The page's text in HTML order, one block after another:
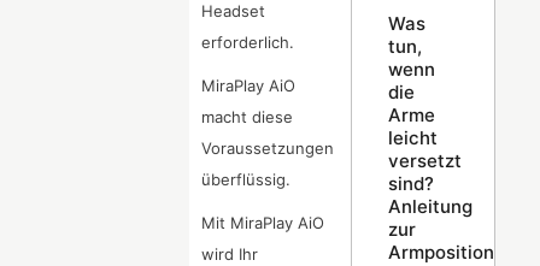
Headset
erforderlich.
MiraPlay AiO
macht diese
Voraussetzungen
überflüssig.
Mit MiraPlay AiO
wird Ihr
Was
tun,
wenn
die
Arme
leicht
versetzt
sind?
Anleitung
zur